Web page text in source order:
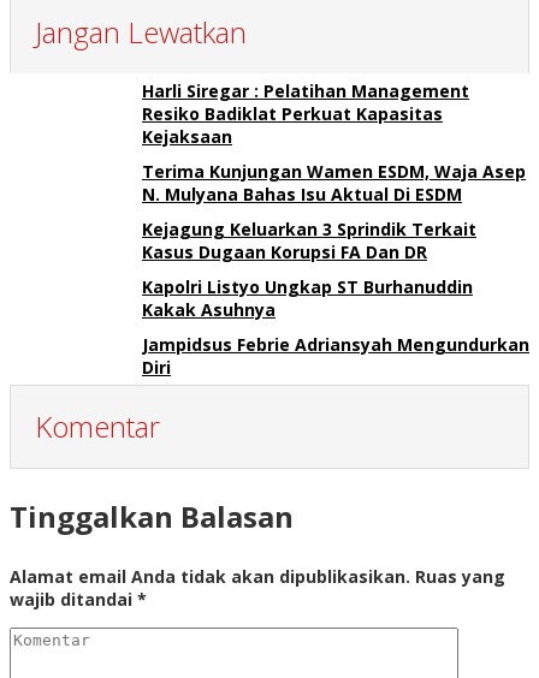
Jangan Lewatkan
Harli Siregar : Pelatihan Management
Resiko Badiklat Perkuat Kapasitas
Kejaksaan
Terima Kunjungan Wamen ESDM, Waja Asep
N. Mulyana Bahas Isu Aktual Di ESDM
Kejagung Keluarkan 3 Sprindik Terkait
Kasus Dugaan Korupsi FA Dan DR
Kapolri Listyo Ungkap ST Burhanuddin
Kakak Asuhnya
Jampidsus Febrie Adriansyah Mengundurkan
Diri
Komentar
Tinggalkan Balasan
Alamat email Anda tidak akan dipublikasikan. Ruas yang
wajib ditandai *